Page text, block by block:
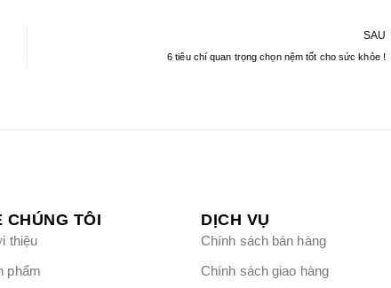
SAU
6 tiêu chí quan trọng chọn nệm tốt cho sức khỏe !
CHÚNG TÔI
thiệu
phẩm
DỊCH VỤ
Chính sách bán hàng
Chính sách giao hàng